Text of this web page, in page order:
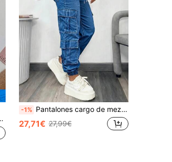
-1% Pantalones cargo de mezclilla para mujer con cintura con cordón y bolsillos, pantalones largos casuales con elasticidad media, estilo Y2K para primavera y otoño
27,71€ 27,99€